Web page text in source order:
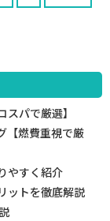
パで厳選】
【燃費重視で厳
やすく紹介
ットを徹底解説